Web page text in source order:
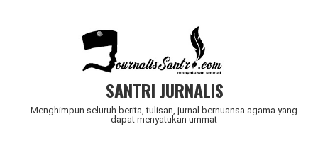
--
SANTRI JURNALIS
Menghimpun seluruh berita, tulisan, jurnal bernuansa agama yang
dapat menyatukan ummat